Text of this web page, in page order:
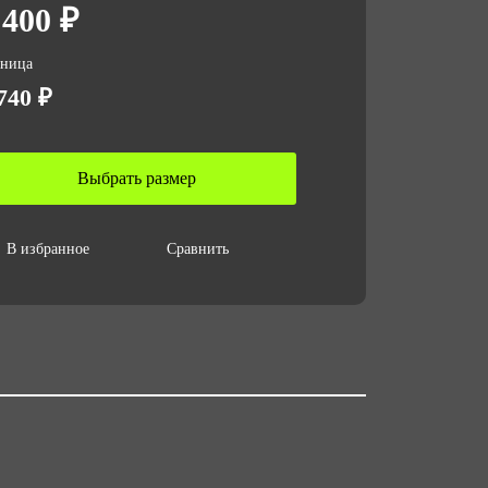
за ед,м3
размеры с 40 до 62 / Рост:
₽
₽
Выбрать размер
В избранное Сравнить